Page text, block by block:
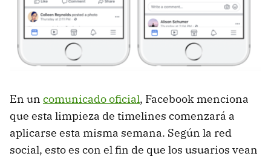
En un comunicado oficial, Facebook menciona
que esta limpieza de timelines comenzará a
aplicarse esta misma semana. Según la red
social, esto es con el fin de que los usuarios vean